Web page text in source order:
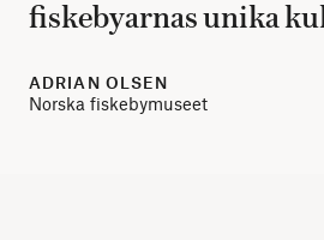
fiskebyarnas unika
ADRIAN OLSEN
Norska fiskebymuseet